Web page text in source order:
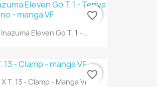
Inazuma Eleven Go T. 1 -...
favorite_border
X T. 13 - Clamp - Manga VF
favorite_border